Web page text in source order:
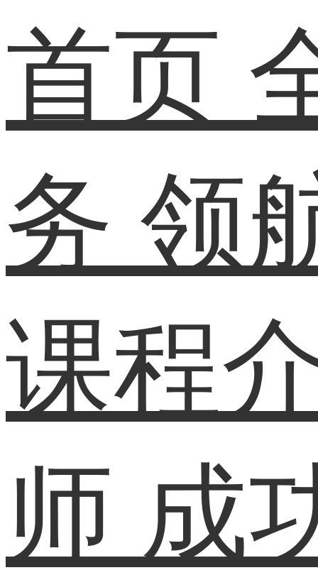
首页
务 领
课程
师 成